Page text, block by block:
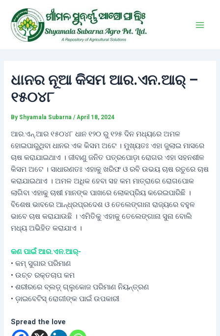
content
ଧାନର ନୂଆ କିସମ ଆର.ଏନ.ଆର୍‌ –
୧୫୦୪୮
By Shyamala Subarna/April 18, 2024
ଆର.ଏନ୍‌.ଆର ୧୫୦୪୮ ଧାନ ୧୨୦ ରୁ ୧୨୫ ଦିନ ମଧ୍ୟରେ ଅମଳ
ହୋଇପାରୁଥିବା ଧାନର ଏକ କିସମ ଅଟେ । ମୁଖ୍ୟତଃ ଏହା ଜୁଲାଇ ମାସରେ
ଚାଷ କରାଯାଇଥାଏ । ଜୀବାଣୁ ଜନିତ ପତ୍ରପୋଡ଼ା ରୋଗର ଏହା ସହନଶୀଳ
କିସମ ଅଟେ । ସାଧାରଣତଃ ଏହାକୁ ଖରିଫ ଓ ରବି ଉଭୟ ଚାଷ ରତୁରେ ଚାଷ
କରାଯାଇଥାଏ । ଅମଳ ଅଧିକ ହେବା ସହ କମ ମାତ୍ରାରେ ରୋଗପୋକ
ଲାଗିବା ଏହାକୁ ଚାଷୀ ମାନଙ୍କ ପାଖରେ ଲୋକପ୍ରିୟ କରେଇପାରିଛି ।
ବିଶେଷ ଭାବରେ ଆନ୍ଧ୍ରପ୍ରଦେଶ ଓ ତେଲେଙ୍ଗାନା ରାଜ୍ୟରେ ବହୁଳ
ଭାବେ ଚାଷ କରାଯାଉଛି । ଏମିତିକୁ ଏହାକୁ ତେଲେଙ୍ଗାନା ସୁନା ବୋଲି
ମଧ୍ୟ ଅଭିହିତ କରାଯାଏ ।
କଣ ପାଇଁ ଆର.ଏନ.ଆର୍‌-
• କମ୍‌ ସୁଗାର ପରିମାଣ
• ଉଚ୍ଚ ରକ୍ତଚାପ କମ
• ଶରୀରରେ ବ୍ଲଡ଼୍‌ ଗ୍ଲୁକୋଜ ପରିମାଣ ନିୟନ୍ତ୍ରଣ
• ଡ଼ାଇବେଟିସ୍‌ ରୋଗୀଙ୍କ ପାଇଁ ଉପକାରୀ
Spread the love
navigation